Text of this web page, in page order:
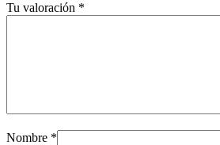
Tu valoración *
Nombre *